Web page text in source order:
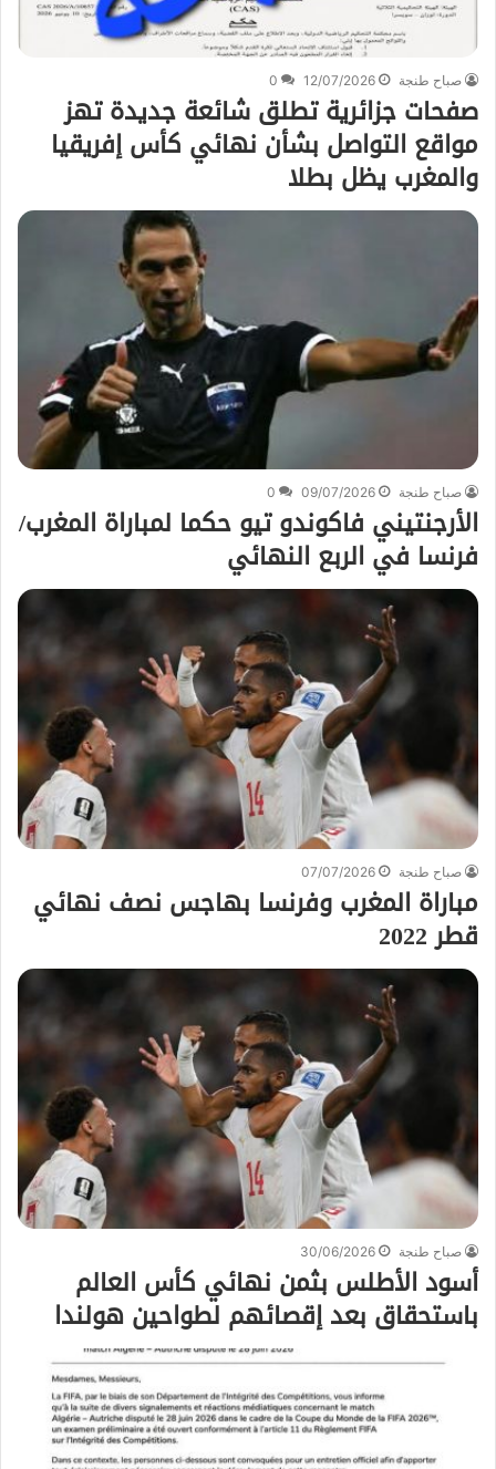
صباح طنجة 12/07/2026
0
صفحات جزائرية تطلق شائعة جديدة تهز
مواقع التواصل بشأن نهائي كأس إفريقيا
والمغرب يظل بطلا
صباح طنجة 09/07/2026
0
الأرجنتيني فاكوندو تيو حكما لمباراة المغرب/
فرنسا في الربع النهائي
صباح طنجة 07/07/2026
مباراة المغرب وفرنسا بهاجس نصف نهائي
قطر 2022
صباح طنجة 30/06/2026
أسود الأطلس بثمن نهائي كأس العالم
باستحقاق بعد إقصائهم لطواحين هولندا